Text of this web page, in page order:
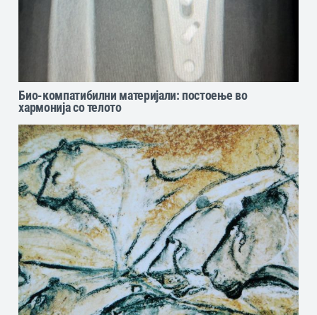
Био-компатибилни материјали: постоење во
хармонија со телото